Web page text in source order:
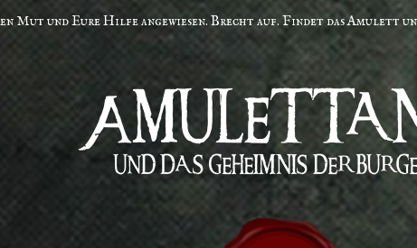
Mut und Eure Hilfe angewiesen. Brecht auf. Findet das Amulett